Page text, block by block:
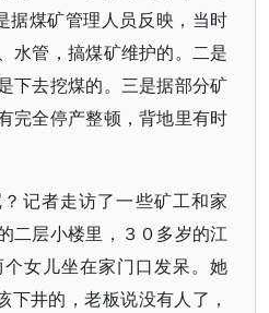
煤矿管理人员反映，当时
水管，搞煤矿维护的。二是
下去挖煤的。三是据部分矿
完全停产整顿，背地里有时
记者走访了一些矿工和家
二层小楼里，３０多岁的江
女儿坐在家门口发呆。她
井的，老板说没有人了，